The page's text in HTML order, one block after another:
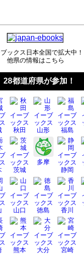
ックス日本全国で拡大中！
他県の情報はこちら
28都道府県が参加！
秋田 山形 福島
茨城
多摩
静岡
山口 徳島 香川
熊本 大分 宮崎